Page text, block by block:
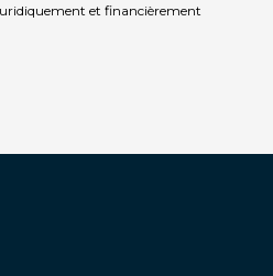
et financièrement